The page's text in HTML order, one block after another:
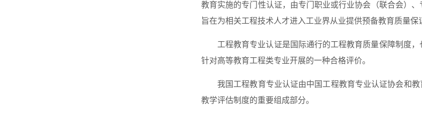
教育实施的专门性认证，由专门职业或行业协会（联合会）
旨在为相关工程技术人才进入工业界从业提供预备教育质量保
工程教育专业认证是国际通行的工程教育质量保障制度
针对高等教育工程类专业开展的一种合格评价。
我国工程教育专业认证由中国工程教育专业认证协会和
教学评估制度的重要组成部分。